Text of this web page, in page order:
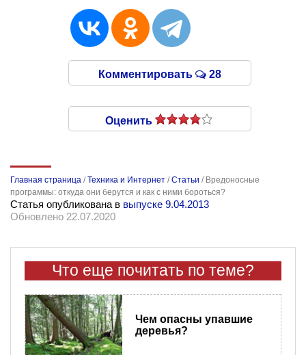
Комментировать 28
Оценить
Главная страница /Техника и Интернет /Статьи / Вредоносные
программы: откуда они берутся и как с ними бороться?
Статья опубликована в выпуске 9.04.2013
Обновлено 22.07.2020
Что еще почитать по теме?
Чем опасны упавшие
деревья?